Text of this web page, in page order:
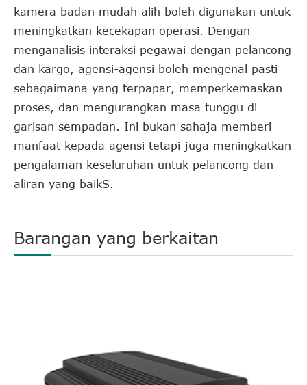
kamera badan mudah alih boleh digunakan untuk
meningkatkan kecekapan operasi. Dengan
menganalisis interaksi pegawai dengan pelancong
dan kargo, agensi-agensi boleh mengenal pasti
sebagaimana yang terpapar, memperkemaskan
proses, dan mengurangkan masa tunggu di
garisan sempadan. Ini bukan sahaja memberi
manfaat kepada agensi tetapi juga meningkatkan
pengalaman keseluruhan untuk pelancong dan
aliran yang baikS.
Barangan yang berkaitan